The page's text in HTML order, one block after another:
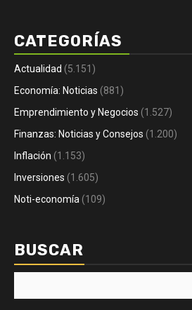
CATEGORÍAS
Actualidad (5.151)
Economía: Noticias (881)
Emprendimiento y Negocios (1.527)
Finanzas: Noticias y Consejos (1.200)
Inflación (1.153)
Inversiones (1.605)
Noti-economía (109)
BUSCAR